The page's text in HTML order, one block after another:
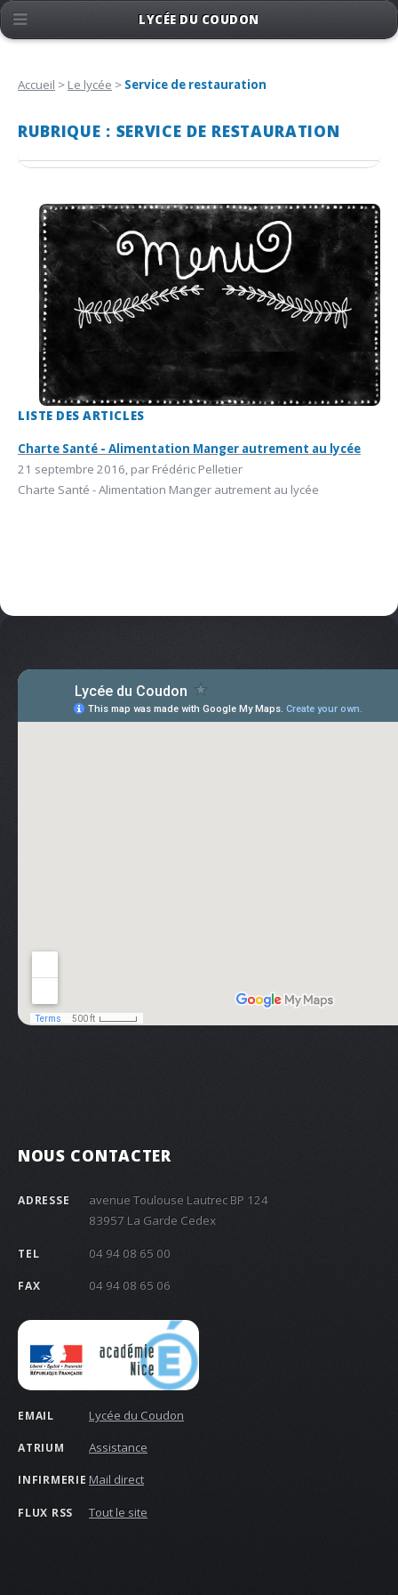
Accueil > Le lycée > Service de restauration
RUBRIQUE : SERVICE DE RESTAURATION
LISTE DES ARTICLES
Charte Santé - Alimentation Manger autrement au lycée
21 septembre 2016, par Frédéric Pelletier
Charte Santé - Alimentation Manger autrement au lycée
NOUS CONTACTER
ADRESSE
avenue Toulouse Lautrec BP 124
83957 La Garde Cedex
TEL 04 94 08 65 00
FAX 04 94 08 65 06
EMAIL Lycée du Coudon
ATRIUM Assistance
INFIRMERIE Mail direct
FLUX RSS Tout le site
LYCÉE DU COUDON